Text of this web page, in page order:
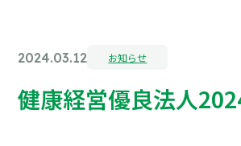
2024.03.12 お知らせ
健康経営優良法人